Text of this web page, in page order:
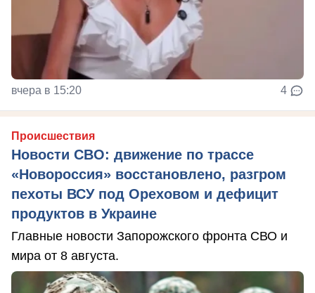
вчера в 15:20 4
Происшествия
Новости СВО: движение по трассе
«Новороссия» восстановлено, разгром
пехоты ВСУ под Ореховом и дефицит
продуктов в Украине
Главные новости Запорожского фронта СВО и
мира от 8 августа.